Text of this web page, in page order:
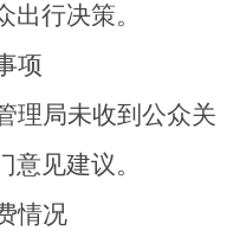
行决策。
项
理局未收到公众关
见建议。
情况